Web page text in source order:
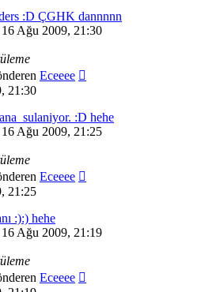
ders :D ÇGHK dannnnn
16 Ağu 2009, 21:30
Eceeee
21:30
:D hehe
16 Ağu 2009, 21:25
Eceeee
21:25
:):) hehe
16 Ağu 2009, 21:19
Eceeee